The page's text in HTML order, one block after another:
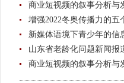
商业短视频的叙事分析与
增强2022冬奥传播力的五
新媒体语境下青少年的信
山东省老龄化问题新闻报
商业短视频的叙事分析与